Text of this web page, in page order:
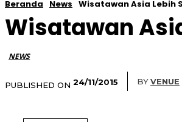
Beranda News Wisatawan Asia Lebih
Wisatawan
NEWS
PUBLISHED ON 24/11/2015 BYVENUE